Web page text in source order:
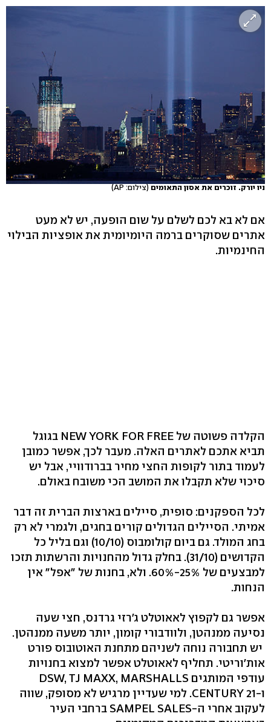
ניו יורק. זוכרים את אסון התאומים (צילום: AP)
אם לא בא לכם לשלם על שום הופעה, יש לא מעט
אתרים שסוקרים ברמה היומיומית את אופציות הבילוי
החינמיות.
הקלדה פשוטה של ‭NEW YORK FOR FREE‬ בגוגל
תביא אתכם לאתרים האלה. מעבר לכך, אפשר כמובן
לעמוד בתור לקופות החצי מחיר בברודוויי, אבל יש
סיכוי שלא תקבלו את המושב הכי משובח באולם.
לכל הספקנים: סופית, סיילים בארצות הברית זה דבר
אמיתי. הסיילים הגדולים קורים בחגים, ולגמרי לא רק
בחג המולד. גם ביום קולומבוס (10/10) וגם בליל כל
הקדושים (31/10).‬ בחלק גדול מהחנויות והרשתות תזכו
למבצעים של ‭.60%-25%‬ ולא, בחנות של "אפל" אין
הנחות.
אפשר גם לקפוץ לאאוטלט ג'רזי גרדנס, חצי שעה
נסיעה ממנהטן, ולוודבורי קומון, יותר משעה ממנהטן.
יש תחבורה נוחה לשניהם מתחנת האוטובוס פורט
אות'וריטי. תחליף לאאוטלט אפשר למצוא בחנויות
ו‭.CENTURY 21-‬ למי שעדיין מרגיש לא מסופק, שווה
לעקוב אחרי ה‭SAMPEL SALES-‬ ברחבי העיר